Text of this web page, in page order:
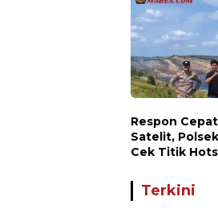
Respon
Satelit,
Cek Titik
Terkini